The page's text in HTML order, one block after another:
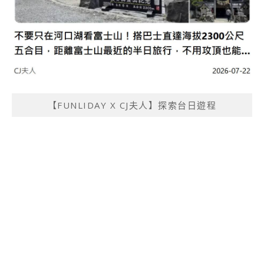
【FUNLIDAY X CJ夫人】探索台日遊程